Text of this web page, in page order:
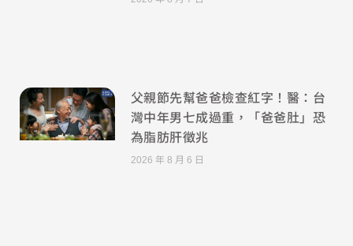
父親節先幫爸爸檢查紅字！醫：台
灣中年男七成過重，「爸爸肚」恐
為脂肪肝徵兆
2026 年 8 月 6 日